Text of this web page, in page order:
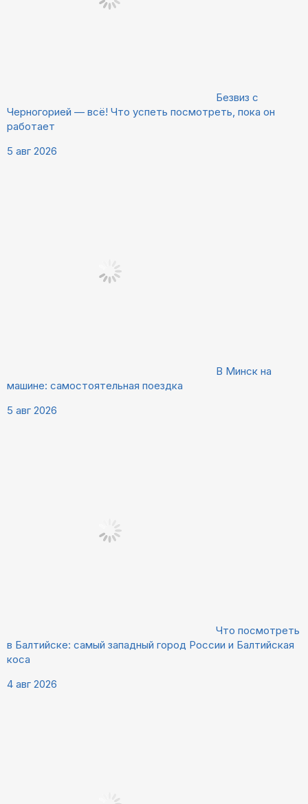
Безвиз с
Черногорией — всё! Что успеть посмотреть, пока он
работает
5 авг 2026
В Минск на
машине: самостоятельная поездка
5 авг 2026
Что посмотреть
в Балтийске: самый западный город России и Балтийская
коса
4 авг 2026